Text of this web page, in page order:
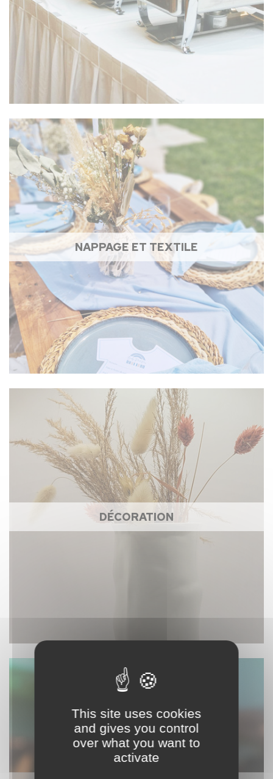
NAPPAGE ET TEXTILE
DÉCORATION
This site uses cookies
and gives you control
over what you want to
activate